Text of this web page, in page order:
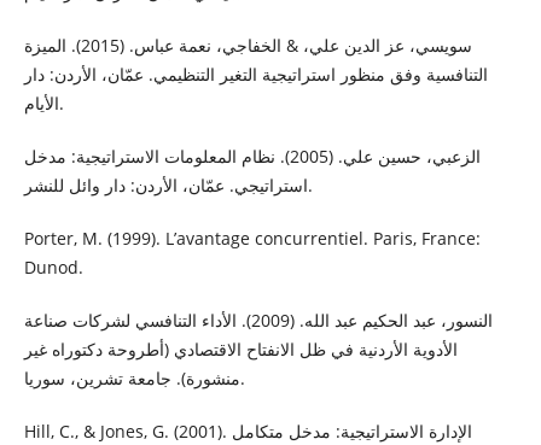
سويسي، عز الدين علي، & الخفاجي، نعمة عباس. (2015). الميزة
التنافسية وفق منظور استراتيجية التغير التنظيمي. عمّان، الأردن: دار
الأيام.
الزعبي، حسين علي. (2005). نظام المعلومات الاستراتيجية: مدخل
استراتيجي. عمّان، الأردن: دار وائل للنشر.
Porter, M. (1999). L’avantage concurrentiel. Paris, France:
Dunod.
النسور، عبد الحكيم عبد الله. (2009). الأداء التنافسي لشركات صناعة
الأدوية الأردنية في ظل الانفتاح الاقتصادي (أطروحة دكتوراه غير
منشورة). جامعة تشرين، سوريا.
Hill, C., & Jones, G. (2001). الإدارة الاستراتيجية: مدخل متكامل